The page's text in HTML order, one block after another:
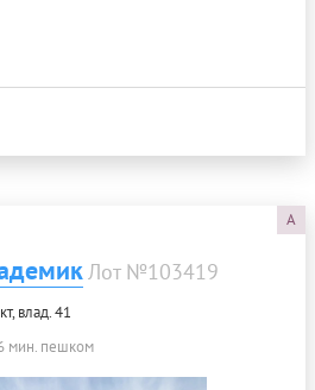
A
Лот №103419
влад. 41
мин. пешком